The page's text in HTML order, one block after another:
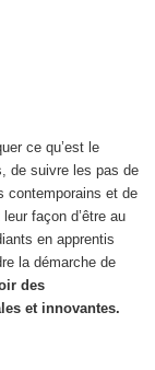
ce qu’est le
de suivre les pas de
contemporains et de
façon d’être au
en apprentis
la démarche de
des
et innovantes.